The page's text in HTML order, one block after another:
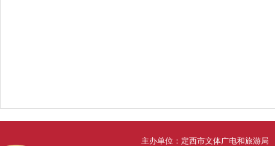
主办单位：定西市文体广电和旅游局